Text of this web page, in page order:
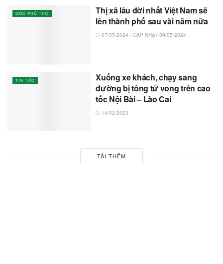
GÓC PHÚ THỌ
Thị xã lâu đời nhất Việt Nam sẽ
lên thành phố sau vài năm nữa
07/05/2024 - CẬP NHẬT 09/05/2024
TIN TỨC
Xuống xe khách, chạy sang
đường bị tông tử vong trên cao
tốc Nội Bài – Lào Cai
14/02/2023
TẢI THÊM